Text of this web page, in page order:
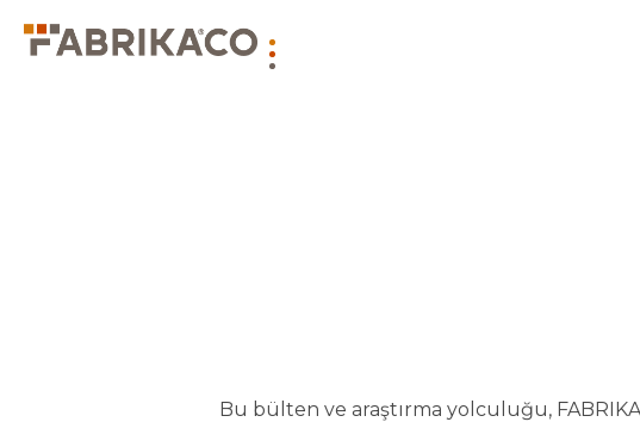
Bu bülten ve araştırma yolculuğu,